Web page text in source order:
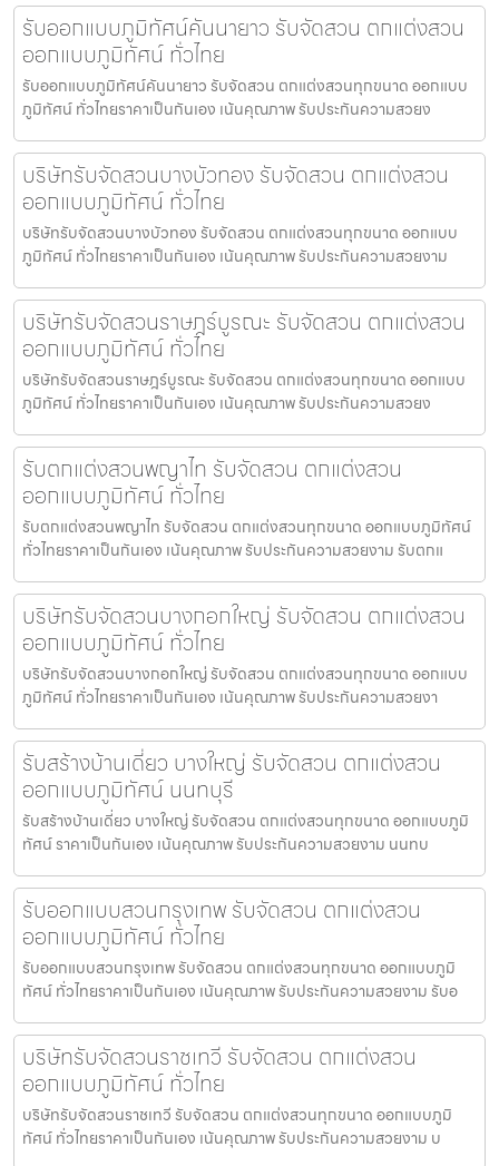
รับออกแบบภูมิทัศน์คันนายาว รับจัดสวน ตกแต่งสวน
ออกแบบภูมิทัศน์ ทั่วไทย
รับออกแบบภูมิทัศน์คันนายาว รับจัดสวน ตกแต่งสวนทุกขนาด ออกแบบ
ภูมิทัศน์ ทั่วไทยราคาเป็นกันเอง เน้นคุณภาพ รับประกันความสวยง
บริษัทรับจัดสวนบางบัวทอง รับจัดสวน ตกแต่งสวน
ออกแบบภูมิทัศน์ ทั่วไทย
บริษัทรับจัดสวนบางบัวทอง รับจัดสวน ตกแต่งสวนทุกขนาด ออกแบบ
ภูมิทัศน์ ทั่วไทยราคาเป็นกันเอง เน้นคุณภาพ รับประกันความสวยงาม
บริษัทรับจัดสวนราษฎร์บูรณะ รับจัดสวน ตกแต่งสวน
ออกแบบภูมิทัศน์ ทั่วไทย
บริษัทรับจัดสวนราษฎร์บูรณะ รับจัดสวน ตกแต่งสวนทุกขนาด ออกแบบ
ภูมิทัศน์ ทั่วไทยราคาเป็นกันเอง เน้นคุณภาพ รับประกันความสวยง
รับตกแต่งสวนพญาไท รับจัดสวน ตกแต่งสวน
ออกแบบภูมิทัศน์ ทั่วไทย
รับตกแต่งสวนพญาไท รับจัดสวน ตกแต่งสวนทุกขนาด ออกแบบภูมิทัศน์
ทั่วไทยราคาเป็นกันเอง เน้นคุณภาพ รับประกันความสวยงาม รับตกแ
บริษัทรับจัดสวนบางกอกใหญ่ รับจัดสวน ตกแต่งสวน
ออกแบบภูมิทัศน์ ทั่วไทย
บริษัทรับจัดสวนบางกอกใหญ่ รับจัดสวน ตกแต่งสวนทุกขนาด ออกแบบ
ภูมิทัศน์ ทั่วไทยราคาเป็นกันเอง เน้นคุณภาพ รับประกันความสวยงา
รับสร้างบ้านเดี่ยว บางใหญ่ รับจัดสวน ตกแต่งสวน
ออกแบบภูมิทัศน์ นนทบุรี
รับสร้างบ้านเดี่ยว บางใหญ่ รับจัดสวน ตกแต่งสวนทุกขนาด ออกแบบภูมิ
ทัศน์ ราคาเป็นกันเอง เน้นคุณภาพ รับประกันความสวยงาม นนทบ
รับออกแบบสวนกรุงเทพ รับจัดสวน ตกแต่งสวน
ออกแบบภูมิทัศน์ ทั่วไทย
รับออกแบบสวนกรุงเทพ รับจัดสวน ตกแต่งสวนทุกขนาด ออกแบบภูมิ
ทัศน์ ทั่วไทยราคาเป็นกันเอง เน้นคุณภาพ รับประกันความสวยงาม รับอ
บริษัทรับจัดสวนราชเทวี รับจัดสวน ตกแต่งสวน
ออกแบบภูมิทัศน์ ทั่วไทย
บริษัทรับจัดสวนราชเทวี รับจัดสวน ตกแต่งสวนทุกขนาด ออกแบบภูมิ
ทัศน์ ทั่วไทยราคาเป็นกันเอง เน้นคุณภาพ รับประกันความสวยงาม บ